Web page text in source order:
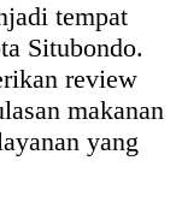
tempat
Situbondo.
review
makanan
yang